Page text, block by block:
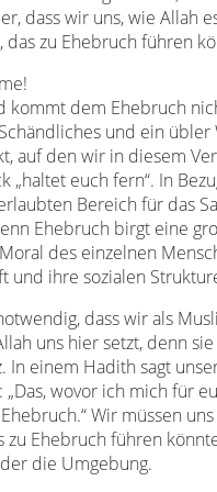
dass wir uns, wie Allah
das zu Ehebruch führen
kommt dem Ehebruch
und ein übler
auf den wir in diesem
„haltet euch fern“. In
Bereich für das
Ehebruch birgt eine
des einzelnen
und ihre sozialen
dass wir als
uns hier setzt, denn
In einem Hadith sagt
„Das, wovor ich mich für
Wir müssen
zu Ehebruch führen
die Umgebung.